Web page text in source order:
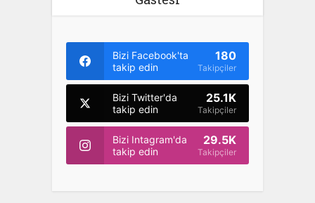
Bizi Facebook'ta
takip edin
180
Takipçiler
Bizi Twitter'da
takip edin
25.1K
Takipçiler
Bizi Intagram'da
takip edin
29.5K
Takipçiler